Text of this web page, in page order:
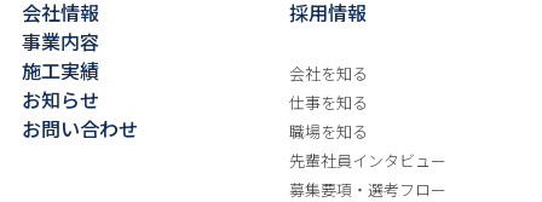
会社情報
事業内容
施工実績
お知らせ
お問い合わせ
採用情報
会社を知る
仕事を知る
職場を知る
先輩社員インタビュー
募集要項・選考フロー